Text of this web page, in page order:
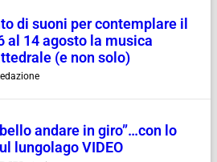
di suoni per contemplare il
al 14 agosto la musica
(e non solo)
andare in giro”…con lo
lungolago VIDEO